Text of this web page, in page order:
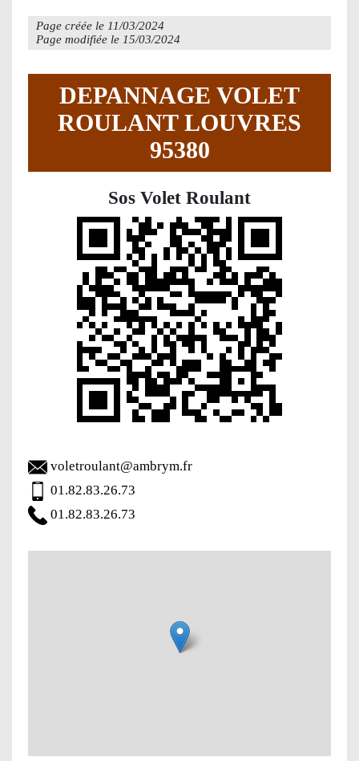
Page créée le 11/03/2024
Page modifiée le 15/03/2024
DEPANNAGE VOLET
ROULANT LOUVRES
95380
Sos Volet Roulant
voletroulant@ambrym.fr
01.82.83.26.73
01.82.83.26.73